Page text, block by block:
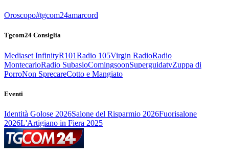
Oroscopo#tgcom24amarcord
Tgcom24 Consiglia
Mediaset InfinityR101Radio 105Virgin RadioRadio
MontecarloRadio SubasioComingsoonSuperguidatvZuppa di
PorroNon SprecareCotto e Mangiato
Eventi
Identità Golose 2026Salone del Risparmio 2026Fuorisalone
2026L'Artigiano in Fiera 2025